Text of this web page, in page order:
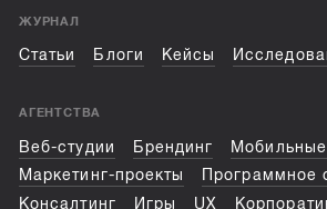
ЖУРНАЛ
Статьи Блоги Кейсы
АГЕНТСТВА
Веб-студии Брендинг
Мобильные
Маркетинг-проекты
Программное
Консалтинг
Игры UX